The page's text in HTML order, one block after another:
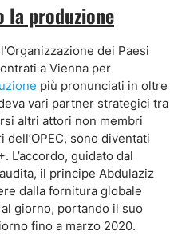
la produzione
dei Paesi
a Vienna per
più pronunciati in oltre
vari partner strategici tra
altri attori non membri
dell’OPEC, sono diventati
L’accordo, guidato dal
il principe Abdulaziz
dalla fornitura globale
giorno, portando il suo
fino a marzo 2020.